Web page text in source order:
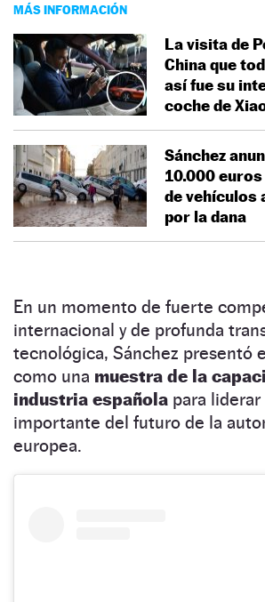
MÁS INFORMACIÓN
La visita de
China que
así fue su
coche de
Sánchez
10.000
de vehículos
por la dana
En un momento de fuerte
internacional y de profunda
tecnológica, Sánchez presentó
como una muestra de la
industria española para
importante del futuro de la
europea.